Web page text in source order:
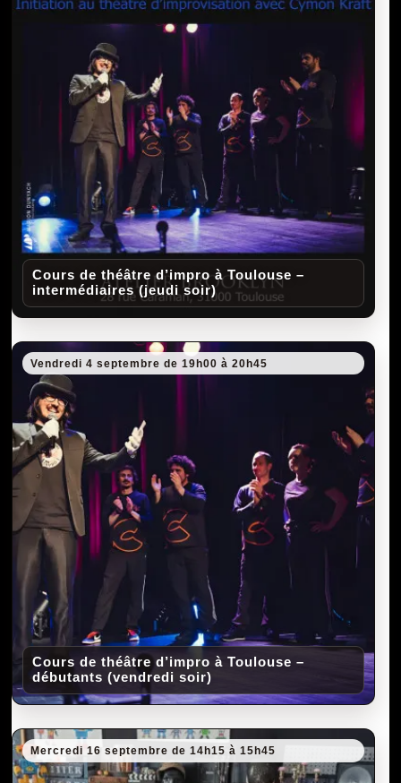
Cours de théâtre d’impro à Toulouse –
intermédiaires (jeudi soir)
Cours de théâtre d’impro à Toulouse –
débutants (vendredi soir)
Vendredi 4 septembre de 19h00 à 20h45
Mercredi 16 septembre de 14h15 à 15h45